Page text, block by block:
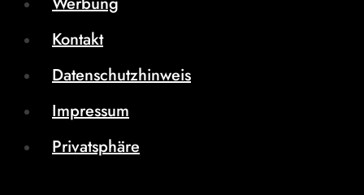
Kontakt
Datenschutzhinweis
Impressum
Privatsphäre